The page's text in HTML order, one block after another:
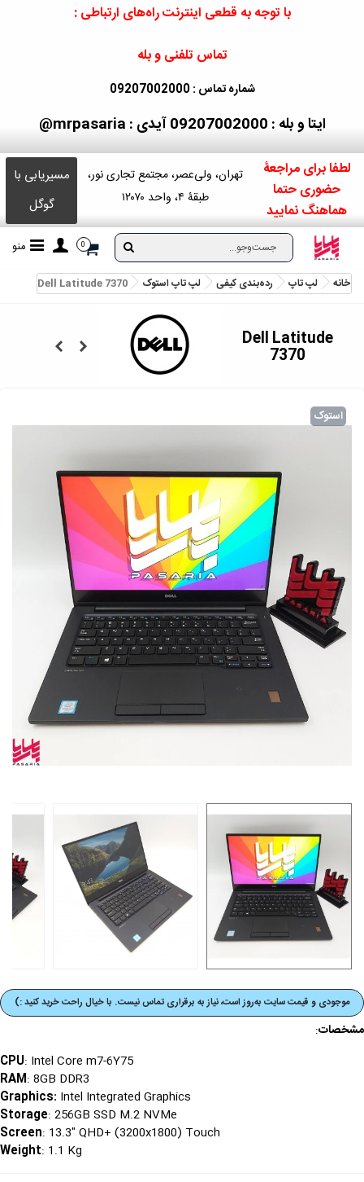
با توجه به قطعی اینترنت راه‌های ارتباطی :
تماس تلفنی و بله
شماره تماس : 09207002000
ایتا و بله : 09207002000 آیدی : mrpasaria@
لطفا برای مراجعۀ
حضوری حتما
هماهنگ نمایید
تهران، ولی‌عصر، مجتمع تجاری نور،
طبقۀ ۴، واحد ۱۲۰۷۰
مسیریابی با
گوگل
0 منو
خانه لپ تاپ رده‌بندی کیفی لپ‌ تاپ استوک Dell Latitude 7370
Dell Latitude
7370
استوک
موجودی و قیمت‌ سایت به‌روز است، نیاز به برقراری تماس نیست. با خیال راحت خرید کنید :)
مشخصات:
CPU: Intel Core m7-6Y75
RAM: 8GB DDR3
Graphics: Intel Integrated Graphics
Storage: 256GB SSD M.2 NVMe
Screen: 13.3" QHD+ (3200x1800) Touch
Weight: 1.1 Kg